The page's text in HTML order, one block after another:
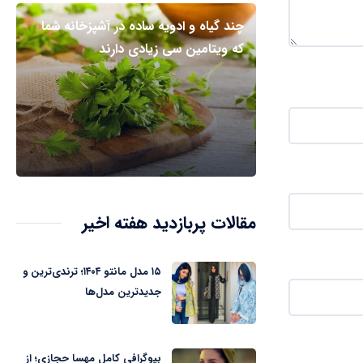
چند گیاه و ادویه ساده در آشپزخانه شما
که ویتامین سی زیادی دارند
مقالات پربازدید هفته اخیر
۱۵ مدل مانتو ۱۴۰۴؛ ترندی‌ترین و
جدیدترین مدل‌ها
بیوگرافی کامل مهسا حجازی؛ از